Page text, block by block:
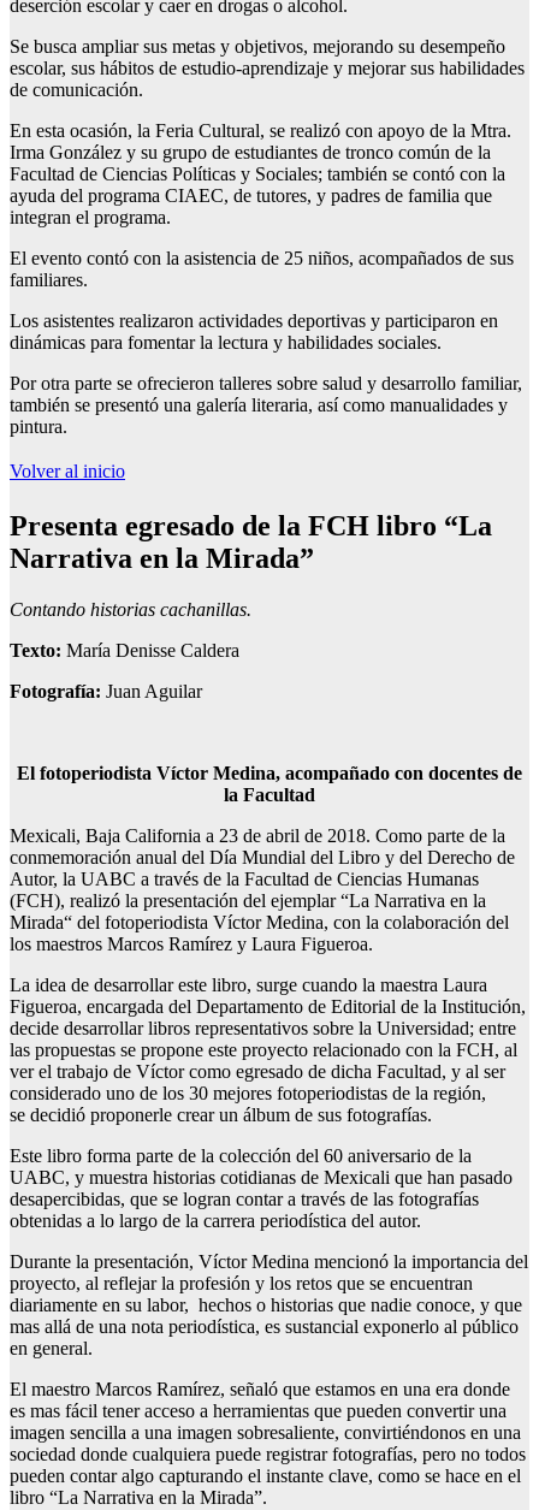
deserción escolar y caer en drogas o alcohol.
Se busca ampliar sus metas y objetivos, mejorando su desempeño
escolar, sus hábitos de estudio-aprendizaje y mejorar sus habilidades
de comunicación.
En esta ocasión, la Feria Cultural, se realizó con apoyo de la Mtra.
Irma González y su grupo de estudiantes de tronco común de la
Facultad de Ciencias Políticas y Sociales; también se contó con la
ayuda del programa CIAEC, de tutores, y padres de familia que
integran el programa.
El evento contó con la asistencia de 25 niños, acompañados de sus
familiares.
Los asistentes realizaron actividades deportivas y participaron en
dinámicas para fomentar la lectura y habilidades sociales.
Por otra parte se ofrecieron talleres sobre salud y desarrollo familiar,
también se presentó una galería literaria, así como manualidades y
pintura.
Volver al inicio
Presenta egresado de la FCH libro “La
Narrativa en la Mirada”
Contando historias cachanillas.
Texto: María Denisse Caldera
Fotografía: Juan Aguilar
El fotoperiodista Víctor Medina, acompañado con docentes de
la Facultad
Mexicali, Baja California a 23 de abril de 2018. Como parte de la
conmemoración anual del Día Mundial del Libro y del Derecho de
Autor, la UABC a través de la Facultad de Ciencias Humanas
(FCH), realizó la presentación del ejemplar “La Narrativa en la
Mirada“ del fotoperiodista Víctor Medina, con la colaboración del
los maestros Marcos Ramírez y Laura Figueroa.
La idea de desarrollar este libro, surge cuando la maestra Laura
Figueroa, encargada del Departamento de Editorial de la Institución,
decide desarrollar libros representativos sobre la Universidad; entre
las propuestas se propone este proyecto relacionado con la FCH, al
ver el trabajo de Víctor como egresado de dicha Facultad, y al ser
considerado uno de los 30 mejores fotoperiodistas de la región,
se decidió proponerle crear un álbum de sus fotografías.
Este libro forma parte de la colección del 60 aniversario de la
UABC, y muestra historias cotidianas de Mexicali que han pasado
desapercibidas, que se logran contar a través de las fotografías
obtenidas a lo largo de la carrera periodística del autor.
Durante la presentación, Víctor Medina mencionó la importancia del
proyecto, al reflejar la profesión y los retos que se encuentran
diariamente en su labor, hechos o historias que nadie conoce, y que
mas allá de una nota periodística, es sustancial exponerlo al público
en general.
El maestro Marcos Ramírez, señaló que estamos en una era donde
es mas fácil tener acceso a herramientas que pueden convertir una
imagen sencilla a una imagen sobresaliente, convirtiéndonos en una
sociedad donde cualquiera puede registrar fotografías, pero no todos
pueden contar algo capturando el instante clave, como se hace en el
libro “La Narrativa en la Mirada”.